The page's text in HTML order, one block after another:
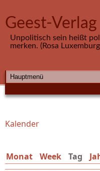
Geest-Verlag
Unpolitisch sein heißt
merken. (Rosa
HAUPTMENÜ
Sie sind hier
Kalender
Monat Week Tag